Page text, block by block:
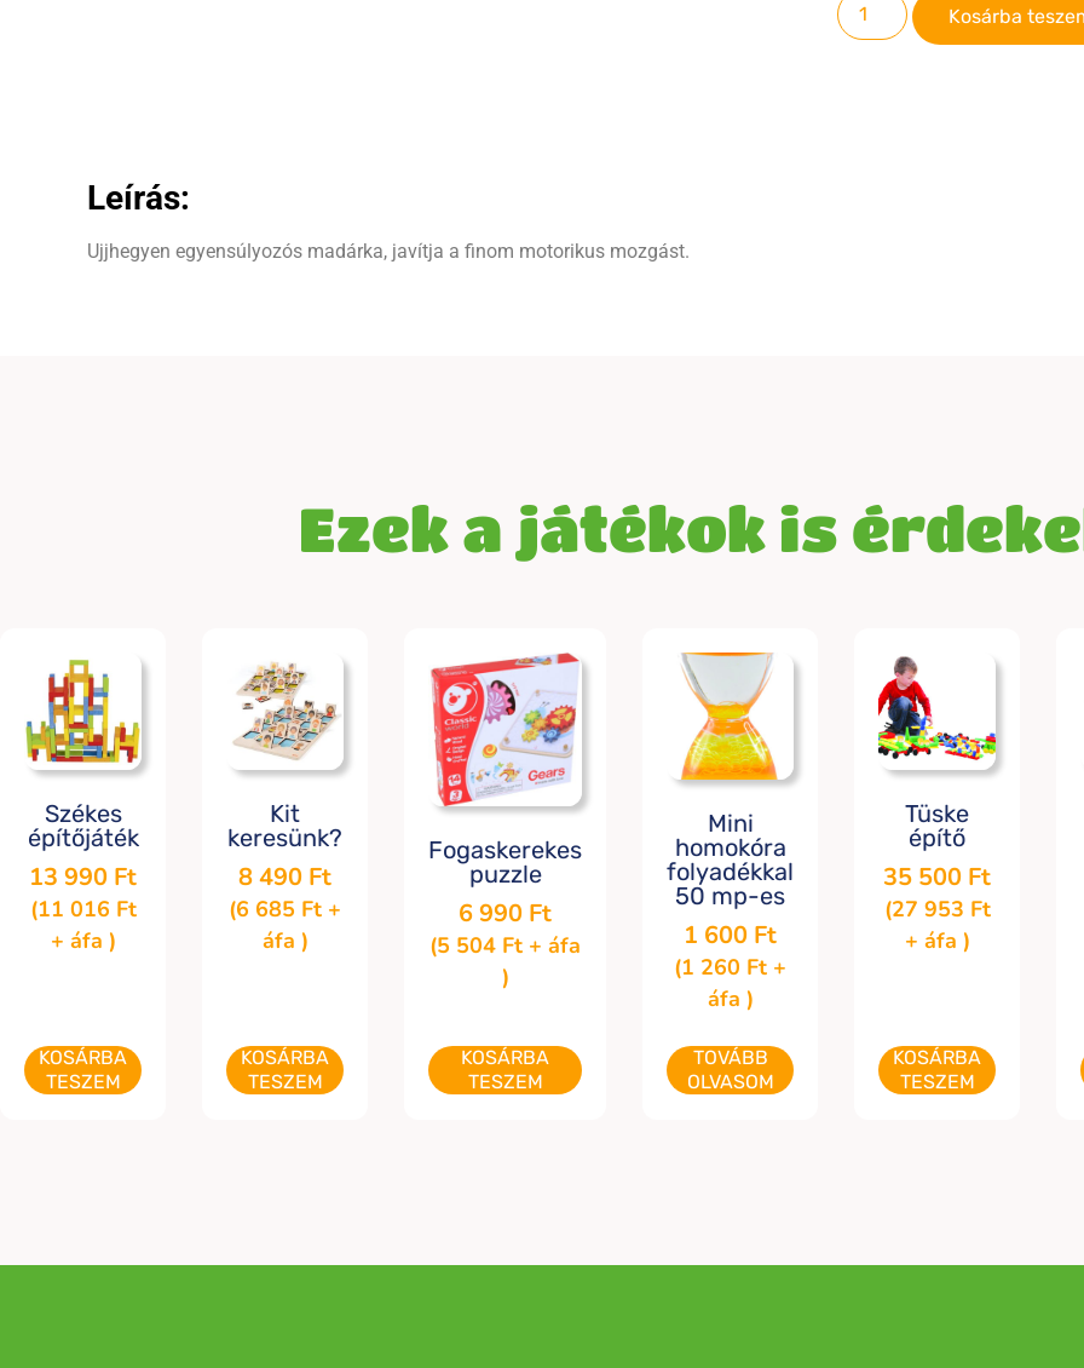
Kosárba
Leírás:
Ujjhegyen egyensúlyozós madárka, javítja a finom motorikus mozgást.
Ezek a játékok is
Székes
építőjáték
13 990 Ft
(11 016 Ft
+ áfa )
KOSÁRBA
TESZEM
Kit
keresünk?
8 490 Ft
(6 685 Ft +
áfa )
KOSÁRBA
TESZEM
Fogaskerekes
puzzle
6 990 Ft
(5 504 Ft + áfa
)
KOSÁRBA
TESZEM
Mini
homokóra
folyadékkal
50 mp-es
1 600 Ft
(1 260 Ft +
áfa )
TOVÁBB
OLVASOM
Tüske
építő
35 500 Ft
(27 953 Ft
+ áfa )
KOSÁRBA
TESZEM